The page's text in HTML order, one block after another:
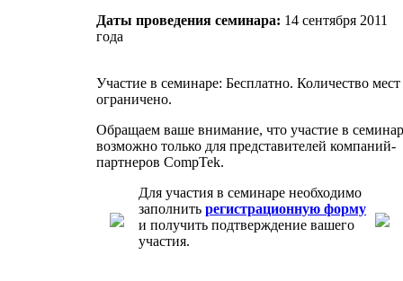
Даты проведения семинара: 14 сентября 2011
года
Участие в семинаре: Бесплатно. Количество мест
ограничено.
Обращаем ваше внимание, что участие в
возможно только для представителей компаний-
партнеров CompTek.
Для участия в семинаре необходимо
заполнить регистрационную форму
и получить подтверждение вашего
участия.